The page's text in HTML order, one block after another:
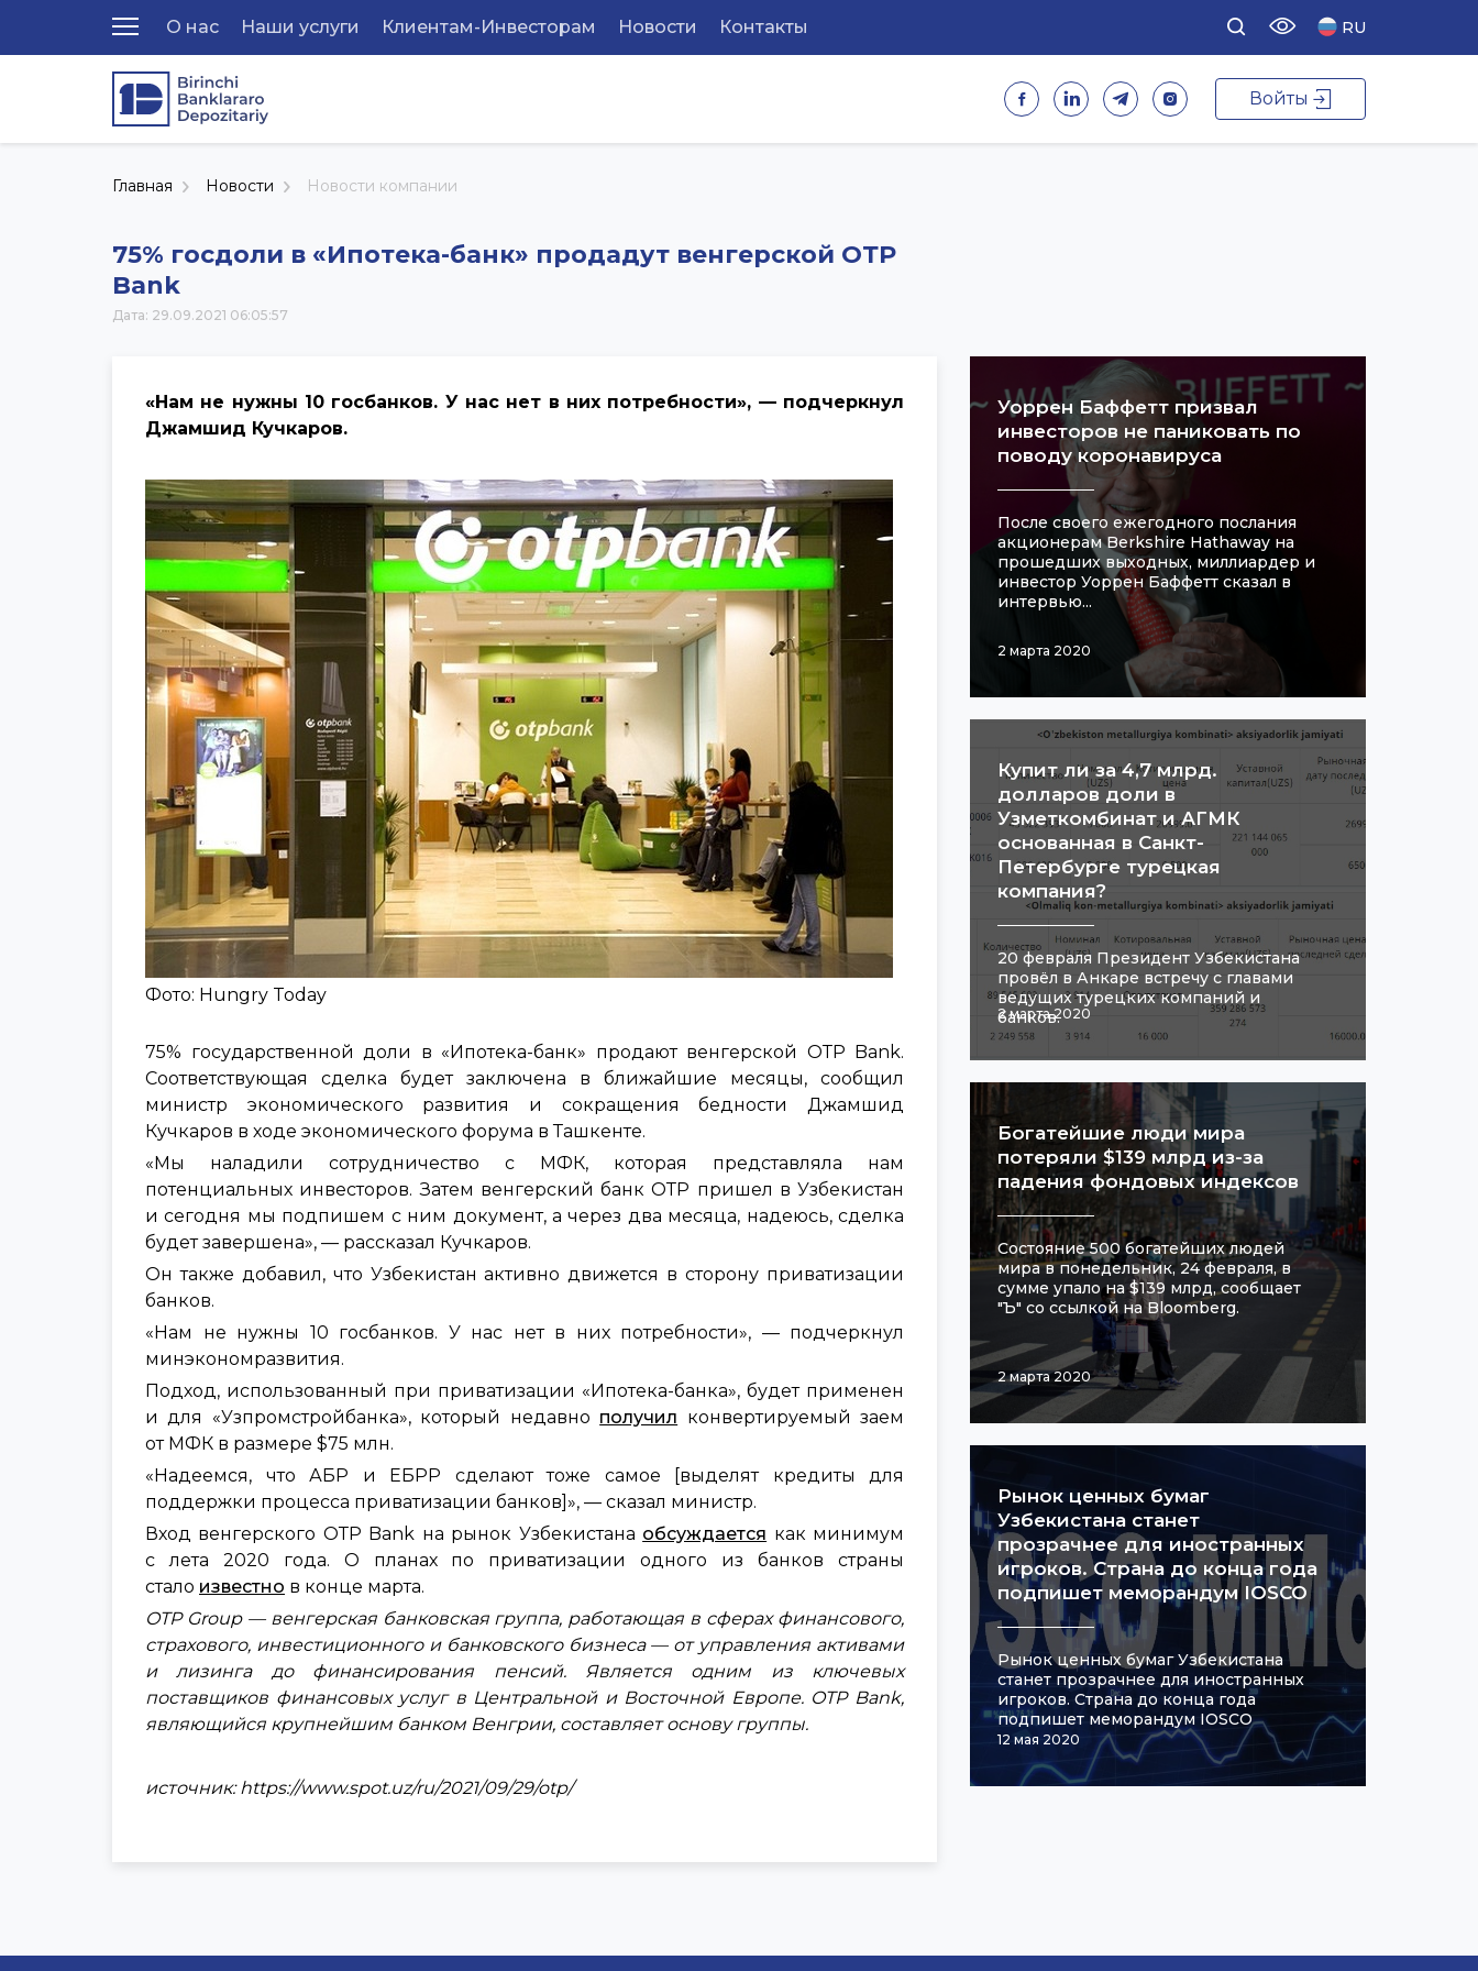
О нас Наши услуги Клиентам-Инвесторам Новости Контакты RU
Войты
Главная Новости Новости компании
75% госдоли в «Ипотека-банк» продадут венгерской ОТP
Bank
Дата: 29.09.2021 06:05:57
«Нам не нужны 10 госбанков. У нас нет в них потребности», — подчеркнул
Джамшид Кучкаров.
Фото: Hungry Today
75% государственной доли в «Ипотека-банк» продают венгерской ОТP Bank.
Соответствующая сделка будет заключена в ближайшие месяцы, сообщил
министр экономического развития и сокращения бедности Джамшид
Кучкаров в ходе экономического форума в Ташкенте.
«Мы наладили сотрудничество с МФК, которая представляла нам
потенциальных инвесторов. Затем венгерский банк ОТP пришел в Узбекистан
и сегодня мы подпишем с ним документ, а через два месяца, надеюсь, сделка
будет завершена», — рассказал Кучкаров.
Он также добавил, что Узбекистан активно движется в сторону приватизации
банков.
«Нам не нужны 10 госбанков. У нас нет в них потребности», — подчеркнул
минэкономразвития.
Подход, использованный при приватизации «Ипотека-банка», будет применен
и для «Узпромстройбанка», который недавно получил конвертируемый заем
от МФК в размере $75 млн.
«Надеемся, что АБР и ЕБРР сделают тоже самое [выделят кредиты для
поддержки процесса приватизации банков]», — сказал министр.
Вход венгерского ОТP Bank на рынок Узбекистана обсуждается как минимум
с лета 2020 года. О планах по приватизации одного из банков страны
стало известно в конце марта.
OTP Group — венгерская банковская группа, работающая в сферах финансового,
страхового, инвестиционного и банковского бизнеса — от управления активами
и лизинга до финансирования пенсий. Является одним из ключевых
поставщиков финансовых услуг в Центральной и Восточной Европе. OTP Bank,
являющийся крупнейшим банком Венгрии, составляет основу группы.
источник: https://www.spot.uz/ru/2021/09/29/otp/
Уоррен Баффетт призвал
инвесторов не паниковать по
поводу коронавируса
После своего ежегодного послания
акционерам Berkshire Hathaway на
прошедших выходных, миллиардер и
инвестор Уоррен Баффетт сказал в
интервью...
2 марта 2020
​Купит ли за 4,7 млрд.
долларов доли в
Узметкомбинат и АГМК
основанная в Санкт-
Петербурге турецкая
компания?
20 февраля Президент Узбекистана
провёл в Анкаре встречу с главами
ведущих турецких компаний и
банков.
2 марта 2020
Богатейшие люди мира
потеряли $139 млрд из-за
падения фондовых индексов
Состояние 500 богатейших людей
мира в понедельник, 24 февраля, в
сумме упало на $139 млрд, сообщает
"Ъ" со ссылкой на Bloomberg.
2 марта 2020
Рынок ценных бумаг
Узбекистана станет
прозрачнее для иностранных
игроков. Страна до конца года
подпишет меморандум IOSCO
Рынок ценных бумаг Узбекистана
станет прозрачнее для иностранных
игроков. Страна до конца года
подпишет меморандум IOSCO
12 мая 2020